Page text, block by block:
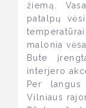
žiemą.
patalpų
malonia vėsa.
Bute
interjero
Per
Vilniaus